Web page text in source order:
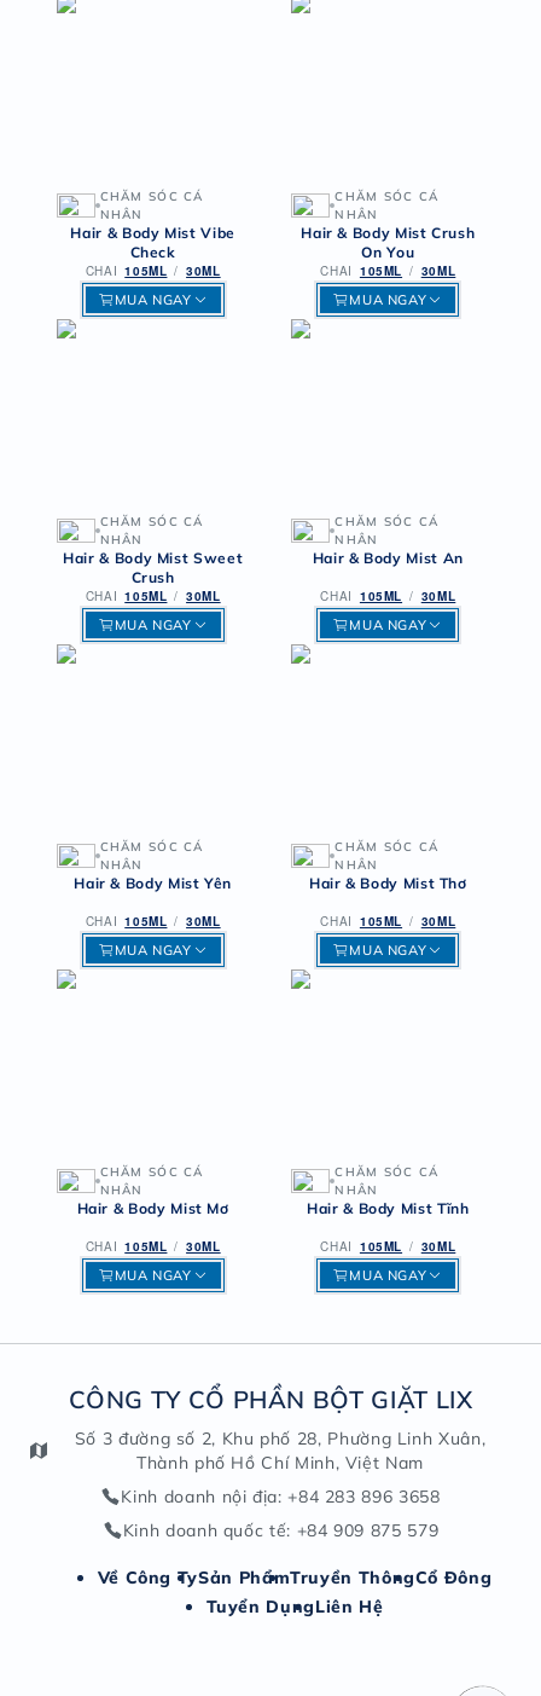
CHĂM SÓC CÁ
NHÂN
Hair & Body Mist Vibe
Check
CHAI 105ML / 30ML
MUA NGAY
CHĂM SÓC CÁ
NHÂN
Hair & Body Mist Crush
On You
CHAI 105ML / 30ML
MUA NGAY
CHĂM SÓC CÁ
NHÂN
Hair & Body Mist Sweet
Crush
CHAI 105ML / 30ML
MUA NGAY
CHĂM SÓC CÁ
NHÂN
Hair & Body Mist An
CHAI 105ML / 30ML
MUA NGAY
CHĂM SÓC CÁ
NHÂN
Hair & Body Mist Yên
CHAI 105ML / 30ML
MUA NGAY
CHĂM SÓC CÁ
NHÂN
Hair & Body Mist Thơ
CHAI 105ML / 30ML
MUA NGAY
CHĂM SÓC CÁ
NHÂN
Hair & Body Mist Mơ
CHAI 105ML / 30ML
MUA NGAY
CHĂM SÓC CÁ
NHÂN
Hair & Body Mist Tĩnh
CHAI 105ML / 30ML
MUA NGAY
CÔNG TY CỔ PHẦN BỘT GIẶT LIX
Số 3 đường số 2, Khu phố 28, Phường Linh Xuân,
Thành phố Hồ Chí Minh, Việt Nam
Kinh doanh nội địa: +84 283 896 3658
Kinh doanh quốc tế: +84 909 875 579
Về Công TySản PhẩmTruyền ThôngCổ Đông
Tuyển DụngLiên Hệ